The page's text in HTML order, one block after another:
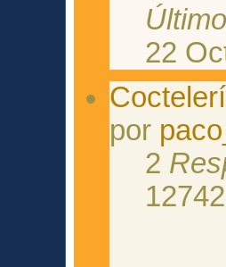
22
por
2
12742